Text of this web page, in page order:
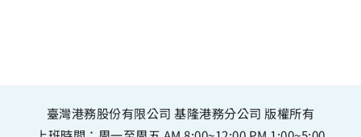
臺灣港務股份有限公司 基隆港務分公司 版權所有